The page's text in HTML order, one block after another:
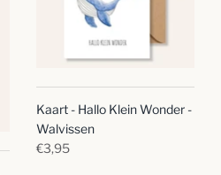
Kaart - Hallo Klein Wonder -
Walvissen
€3,95